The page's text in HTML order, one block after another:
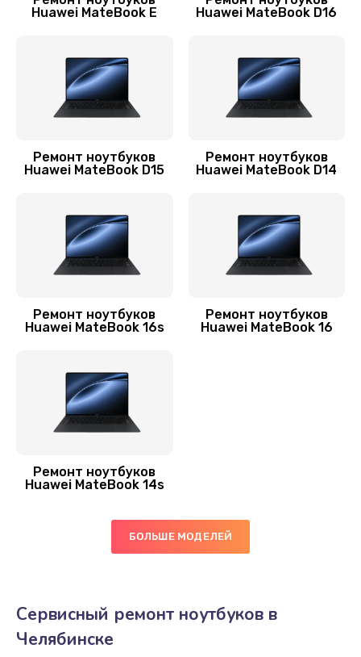
390 руб.
Замена аккумулятора
Замена видеокарты
Замена термопасты
Заказать
940 руб.
Замена оперативной памяти
Huawei MateBook E
Huawei MateBook D16
Ремонт ноутбуков
Huawei MateBook D15
Ремонт ноутбуков
Huawei MateBook D14
Ремонт ноутбуков
Huawei MateBook 16s
Ремонт ноутбуков
Huawei MateBook 16
Ремонт ноутбуков
Huawei MateBook 14s
БОЛЬШЕ МОДЕЛЕЙ
Сервисный ремонт ноутбуков в
Челябинске